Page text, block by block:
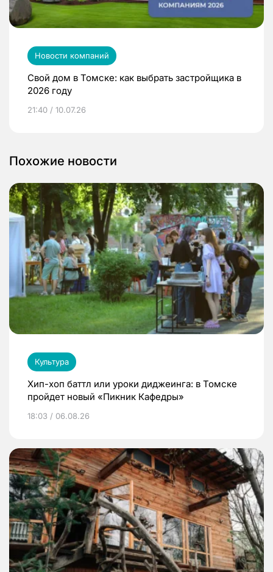
Новости компаний
Свой дом в Томске: как выбрать застройщика в
2026 году
21:40 / 10.07.26
Похожие новости
Культура
Хип-хоп баттл или уроки диджеинга: в Томске
пройдет новый «Пикник Кафедры»
18:03 / 06.08.26